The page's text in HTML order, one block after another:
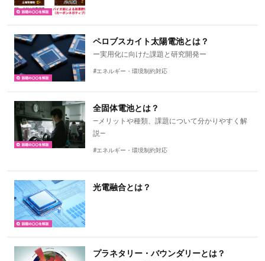
ペロブスカイト太陽電池とは？
ー実用化に向けた課題と研究開発ー
#エネルギー・環境制約対応
全固体電池とは？
―メリットや種類、課題について分かりやすく解
説―
#エネルギー・環境制約対応
光電融合とは？
プラネタリー・バウンダリーとは？